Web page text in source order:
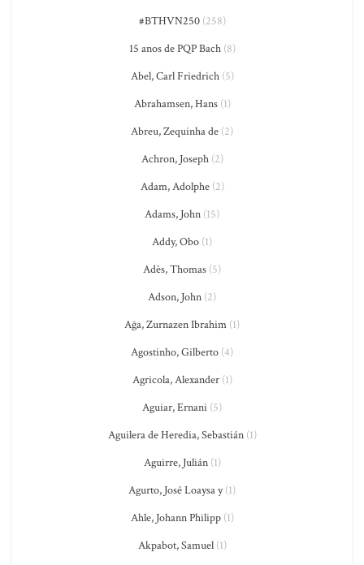
#BTHVN250(258)
15 anos de PQP Bach(8)
Abel, Carl Friedrich(5)
Abrahamsen, Hans(1)
Abreu, Zequinha de (2)
Achron, Joseph(2)
Adam, Adolphe(2)
Adams, John (15)
Addy, Obo (1)
Adès, Thomas (5)
Adson, John (2)
Ağa, Zurnazen Ibrahim (1)
Agostinho, Gilberto (4)
Agricola, Alexander(1)
Aguiar, Ernani (5)
Aguilera de Heredia, Sebastián(1)
Aguirre, Julián(1)
Agurto, José Loaysa y(1)
Ahle, Johann Philipp(1)
Akpabot, Samuel(1)